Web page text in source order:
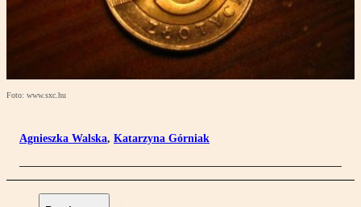
Foto: www.sxc.hu
Agnieszka Walska, Katarzyna Górniak